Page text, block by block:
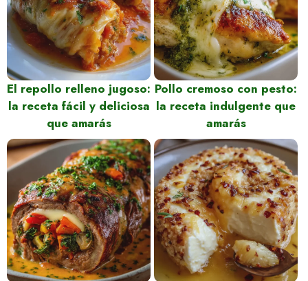
El repollo relleno jugoso:
la receta fácil y deliciosa
que amarás
Pollo cremoso con pesto:
la receta indulgente que
amarás